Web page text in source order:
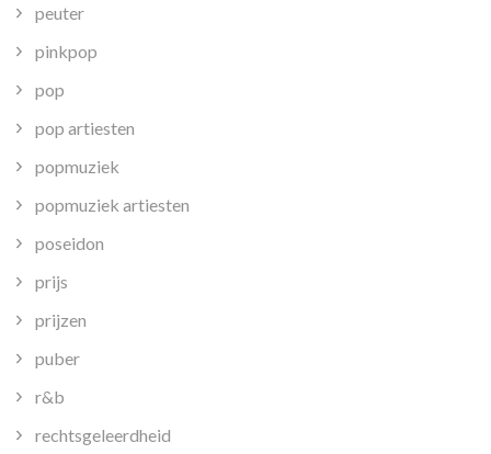
peuter
pinkpop
pop
pop artiesten
popmuziek
popmuziek artiesten
poseidon
prijs
prijzen
puber
r&b
rechtsgeleerdheid